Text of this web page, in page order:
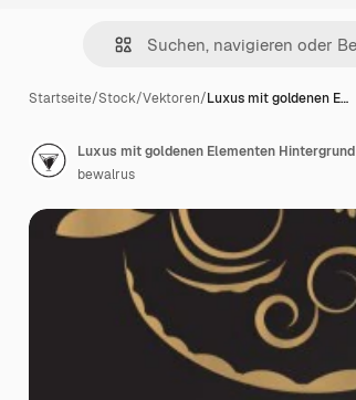
Startseite/Stock/Vektoren/Luxus mit goldenen E…
Luxus mit goldenen Elementen Hintergrund
bewalrus